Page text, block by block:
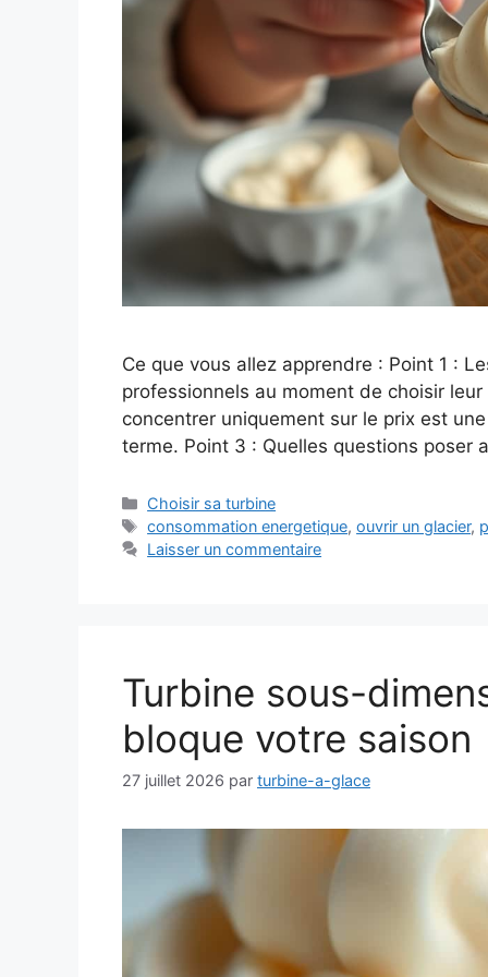
Ce que vous allez apprendre : Point 1 :
professionnels au moment de choisir
concentrer uniquement sur le prix est
terme. Point 3 : Quelles questions poser
Catégories
Choisir sa turbine
Étiquettes
consommation energetique,ouvrir un glacier,
Laisser un commentaire
Turbine sous-
bloque votre saison
27 juillet 2026 par turbine-a-glace